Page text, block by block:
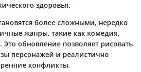
здоровья.
более сложными, нередко
жанры, такие как комедия,
обновление позволяет рисовать
персонажей и реалистично
конфликты.